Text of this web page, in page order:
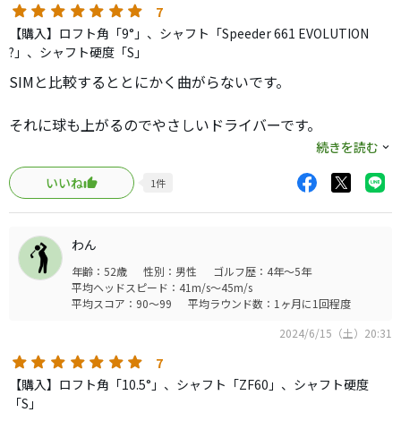
7
【購入】ロフト角「9°」、シャフト「Speeder 661 EVOLUTION
?」、シャフト硬度「S」
SIMと比較するととにかく曲がらないです。
それに球も上がるのでやさしいドライバーです。
コースに出たら飛んで曲がるドライバーより、曲がらない
ドライバーが一番扱いやすいです。
現在はstealthと併用していますが、手放す気にはなりませ
ん。
続きを読む
いいね
1件
わん
年齢：52歳 性別：男性
ゴルフ歴：4年～5年
平均ヘッドスピード：41m/s～45m/s
平均スコア：90～99
平均ラウンド数：1ヶ月に1回程度
2024/6/15（土）20:31
7
【購入】ロフト角「10.5°」、シャフト「ZF60」、シャフト硬度
「S」